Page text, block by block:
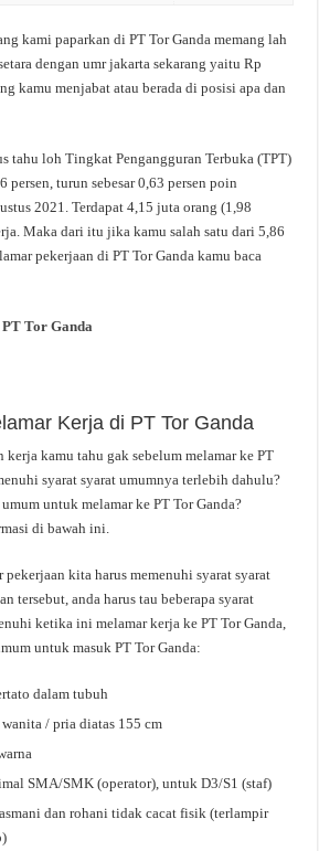
kami paparkan di PT Tor Ganda memang lah
dengan umr jakarta sekarang yaitu Rp
kamu menjabat atau berada di posisi apa dan
tahu loh Tingkat Pengangguran Terbuka (TPT)
persen, turun sebesar 0,63 persen poin
2021. Terdapat 4,15 juta orang (1,98
Maka dari itu jika kamu salah satu dari 5,86
pekerjaan di PT Tor Ganda kamu baca
Tor Ganda
Kerja di PT Tor Ganda
kamu tahu gak sebelum melamar ke PT
syarat syarat umumnya terlebih dahulu?
untuk melamar ke PT Tor Ganda?
di bawah ini.
pekerjaan kita harus memenuhi syarat syarat
tersebut, anda harus tau beberapa syarat
ketika ini melamar kerja ke PT Tor Ganda,
untuk masuk PT Tor Ganda:
dalam tubuh
/ pria diatas 155 cm
SMA/SMK (operator), untuk D3/S1 (staf)
dan rohani tidak cacat fisik (terlampir